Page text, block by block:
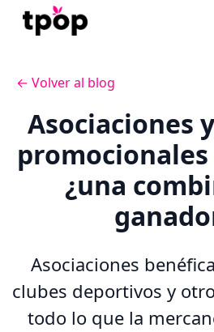
← Volver al blog
Asociaciones
promocionales
¿una
Asociaciones
clubes deportivos y
todo lo que la